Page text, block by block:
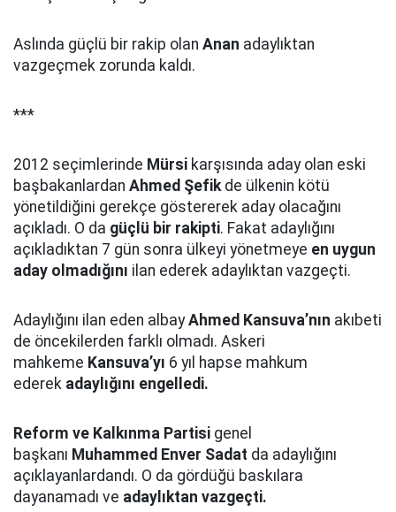
Aslında güçlü bir rakip olan Anan adaylıktan
vazgeçmek zorunda kaldı.
***
2012 seçimlerinde Mürsi karşısında aday olan eski
başbakanlardan Ahmed Şefikde ülkenin kötü
yönetildiğini gerekçe göstererek aday olacağını
açıkladı. O da güçlü bir rakipti. Fakat adaylığını
açıkladıktan 7 gün sonra ülkeyi yönetmeye en uygun
aday olmadığını ilan ederek adaylıktan vazgeçti.
Adaylığını ilan eden albayAhmed Kansuva’nın akıbeti
de öncekilerden farklı olmadı. Askeri
mahkeme Kansuva’yı 6 yıl hapse mahkum
ederek adaylığını engelledi.
Reform ve Kalkınma Partisi genel
başkanı Muhammed Enver Sadat da adaylığını
açıklayanlardandı. O da gördüğü baskılara
dayanamadı ve adaylıktan vazgeçti.